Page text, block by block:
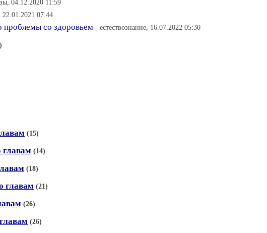
04.12.2020 11:59
22.01.2021 07:44
проблемы со здоровьем - естествознание, 16.07.2022 05:30
(15)
главам (14)
(18)
главам (21)
(26)
(26)